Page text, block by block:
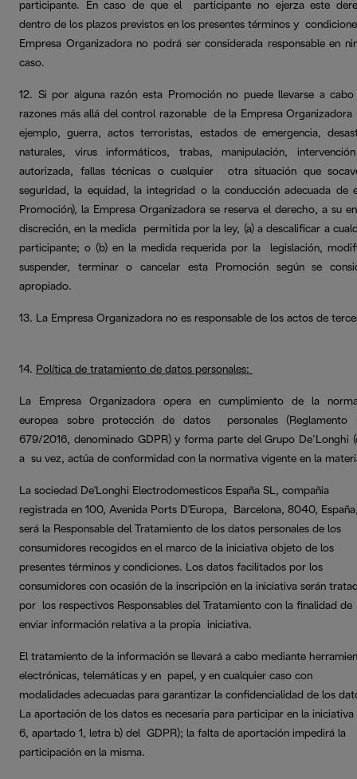
participante. En caso de que el participante no ejerza este
dentro de los plazos previstos en los presentes términos y
Empresa Organizadora no podrá ser considerada responsable en
caso.
12. Si por alguna razón esta Promoción no puede llevarse a
razones más allá del control razonable de la Empresa Organizadora
ejemplo, guerra, actos terroristas, estados de emergencia,
naturales, virus informáticos, trabas, manipulación,
autorizada, fallas técnicas o cualquier otra situación que
seguridad, la equidad, la integridad o la conducción adecuada de
Promoción), la Empresa Organizadora se reserva el derecho, a su
discreción, en la medida permitida por la ley, (a) a descalificar a
participante; o (b) en la medida requerida por la legislación,
suspender, terminar o cancelar esta Promoción según se
apropiado.
13. La Empresa Organizadora no es responsable de los actos de
14. Política de tratamiento de datos personales:
La Empresa Organizadora opera en cumplimiento de la
europea sobre protección de datos personales (Reglamento
679/2016, denominado GDPR) y forma parte del Grupo De’Longhi
a su vez, actúa de conformidad con la normativa vigente en la
La sociedad De'Longhi Electrodomesticos España SL, compañia
registrada en 100, Avenida Ports D'Europa, Barcelona, 8040,
será la Responsable del Tratamiento de los datos personales de los
consumidores recogidos en el marco de la iniciativa objeto de los
presentes términos y condiciones. Los datos facilitados por los
consumidores con ocasión de la inscripción en la iniciativa serán
por los respectivos Responsables del Tratamiento con la finalidad de
enviar información relativa a la propia iniciativa.
El tratamiento de la información se llevará a cabo mediante
electrónicas, telemáticas y en papel, y en cualquier caso con
modalidades adecuadas para garantizar la confidencialidad de los
La aportación de los datos es necesaria para participar en la iniciativa
6, apartado 1, letra b) del GDPR); la falta de aportación impedirá la
participación en la misma.